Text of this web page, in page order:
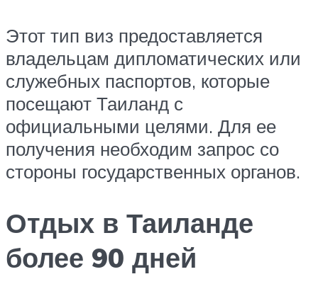
Этот тип виз предоставляется
владельцам дипломатических или
служебных паспортов, которые
посещают Таиланд с
официальными целями. Для ее
получения необходим запрос со
стороны государственных органов.
Отдых в Таиланде
более 90 дней